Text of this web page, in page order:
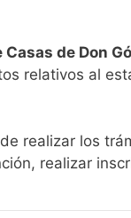
de Don
relativos al
realizar los
realizar